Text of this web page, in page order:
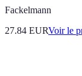
Fackelmann
27.84 EURVoir le